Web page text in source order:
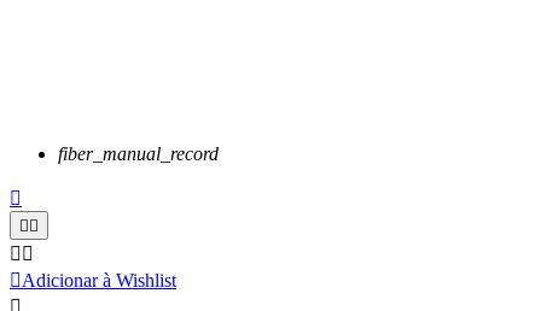
fiber_manual_record

 
 
Adicionar à Wishlist